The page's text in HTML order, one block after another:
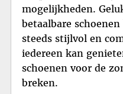
mogelijkheden.
betaalbare
steeds stijlvol en
iedereen kan
schoenen voor de
breken.